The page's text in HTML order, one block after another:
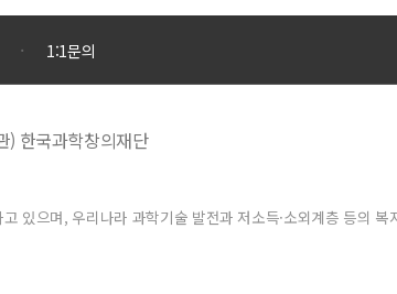
1:1문의
) 한국과학창의재단
있으며, 우리나라 과학기술 발전과 저소득·소외계층 등의 복